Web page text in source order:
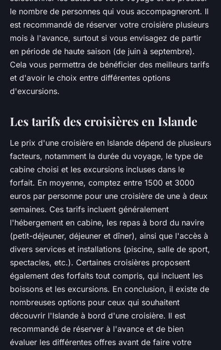
le nombre de personnes qui vous accompagneront. Il
est recommandé de réserver votre croisière plusieurs
mois à l'avance, surtout si vous envisagez de partir
en période de haute saison (de juin à septembre).
Cela vous permettra de bénéficier des meilleurs tarifs
et d'avoir le choix entre différentes options
d'excursions.
Les tarifs des croisières en Islande
Le prix d'une croisière en Islande dépend de plusieurs
facteurs, notamment la durée du voyage, le type de
cabine choisi et les excursions incluses dans le
forfait. En moyenne, comptez entre 1500 et 3000
euros par personne pour une croisière de une à deux
semaines. Ces tarifs incluent généralement
l'hébergement en cabine, les repas à bord du navire
(petit-déjeuner, déjeuner et dîner), ainsi que l'accès à
divers services et installations (piscine, salle de sport,
spectacles, etc.). Certaines croisières proposent
également des forfaits tout compris, qui incluent les
boissons et les excursions. En conclusion, il existe de
nombreuses options pour ceux qui souhaitent
découvrir l'Islande à bord d'une croisière. Il est
recommandé de réserver à l'avance et de bien
évaluer les différentes offres avant de faire votre